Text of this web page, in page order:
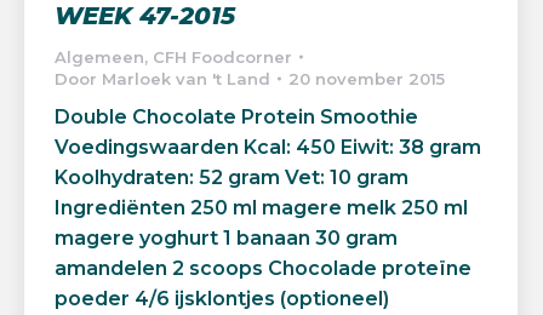
WEEK 47-2015
Algemeen, CFH Foodcorner
Door Marloek van 't Land 20 november 2015
Double Chocolate Protein Smoothie
Voedingswaarden Kcal: 450 Eiwit: 38 gram
Koolhydraten: 52 gram Vet: 10 gram
Ingrediënten 250 ml magere melk 250 ml
magere yoghurt 1 banaan 30 gram
amandelen 2 scoops Chocolade proteïne
poeder 4/6 ijsklontjes (optioneel)